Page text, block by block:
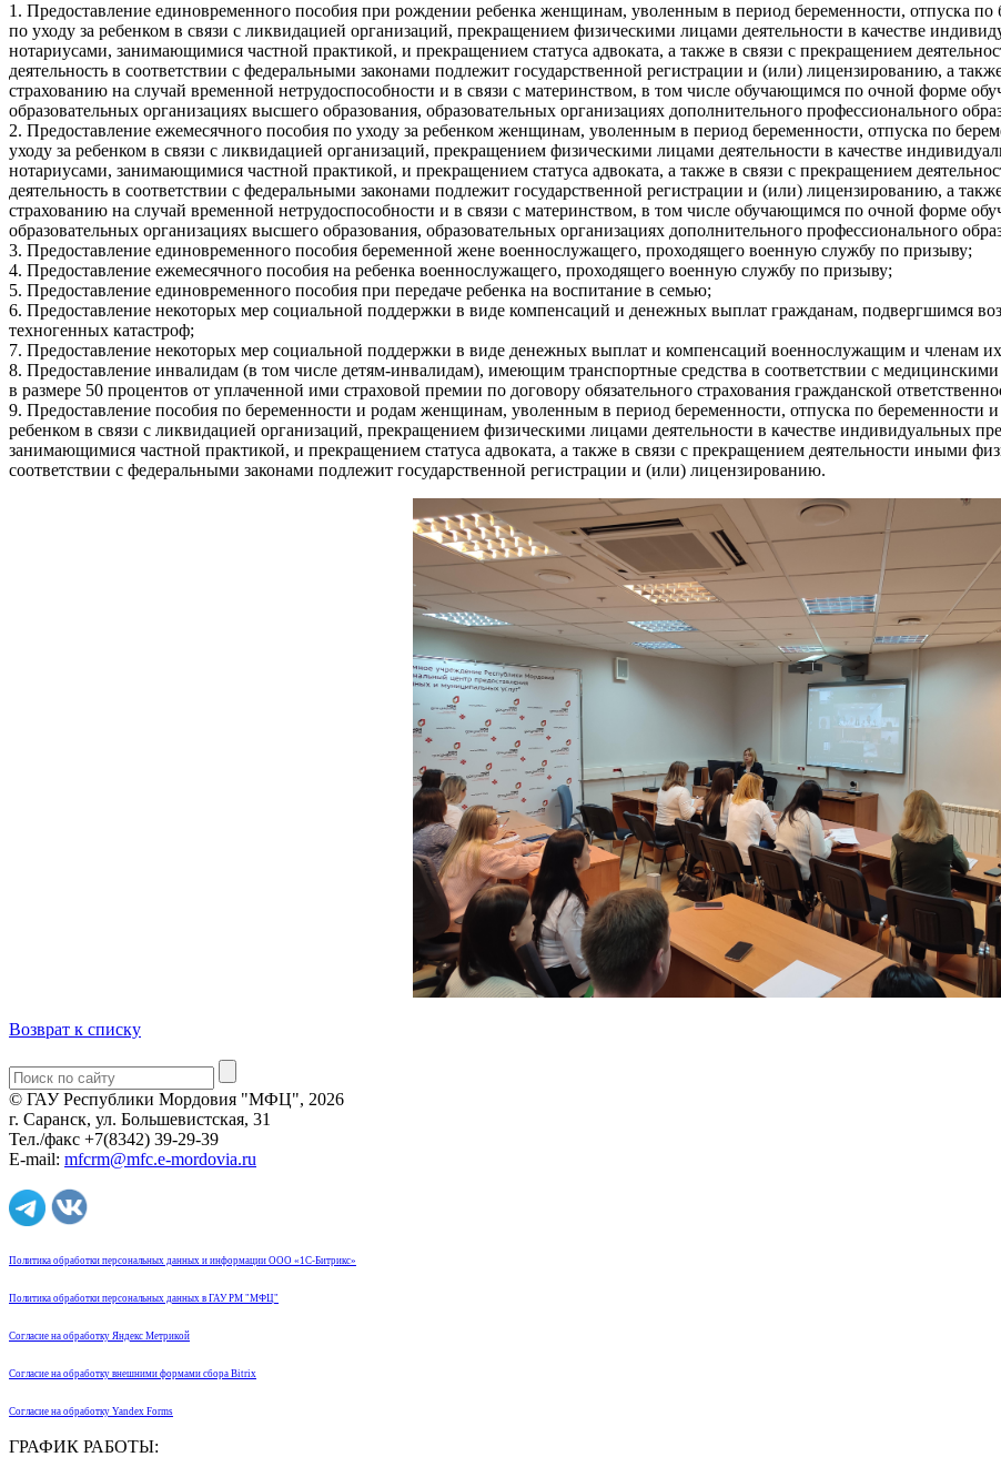
1. Предоставление единовременного пособия при рождении ребенка женщинам, уволенным в период беременности, отпуска
по уходу за ребенком в связи с ликвидацией организаций, прекращением физическими лицами деятельности в качестве
нотариусами, занимающимися частной практикой, и прекращением статуса адвоката, а также в связи с прекращением
деятельность в соответствии с федеральными законами подлежит государственной регистрации и (или) лицензированию, а
страхованию на случай временной нетрудоспособности и в связи с материнством, в том числе обучающимся по очной форме
образовательных организациях высшего образования, образовательных организациях дополнительного профессионального
2. Предоставление ежемесячного пособия по уходу за ребенком женщинам, уволенным в период беременности, отпуска по
уходу за ребенком в связи с ликвидацией организаций, прекращением физическими лицами деятельности в качестве
нотариусами, занимающимися частной практикой, и прекращением статуса адвоката, а также в связи с прекращением
деятельность в соответствии с федеральными законами подлежит государственной регистрации и (или) лицензированию, а
страхованию на случай временной нетрудоспособности и в связи с материнством, в том числе обучающимся по очной форме
образовательных организациях высшего образования, образовательных организациях дополнительного профессионального
3. Предоставление единовременного пособия беременной жене военнослужащего, проходящего военную службу по призыву;
4. Предоставление ежемесячного пособия на ребенка военнослужащего, проходящего военную службу по призыву;
5. Предоставление единовременного пособия при передаче ребенка на воспитание в семью;
6. Предоставление некоторых мер социальной поддержки в виде компенсаций и денежных выплат гражданам, подвергшимся
техногенных катастроф;
7. Предоставление некоторых мер социальной поддержки в виде денежных выплат и компенсаций военнослужащим и членам
8. Предоставление инвалидам (в том числе детям-инвалидам), имеющим транспортные средства в соответствии с
в размере 50 процентов от уплаченной ими страховой премии по договору обязательного страхования гражданской
9. Предоставление пособия по беременности и родам женщинам, уволенным в период беременности, отпуска по беременности
ребенком в связи с ликвидацией организаций, прекращением физическими лицами деятельности в качестве индивидуальных
занимающимися частной практикой, и прекращением статуса адвоката, а также в связи с прекращением деятельности иными
соответствии с федеральными законами подлежит государственной регистрации и (или) лицензированию.
Возврат к списку
© ГАУ Республики Мордовия "МФЦ", 2026
г. Саранск, ул. Большевистская, 31
Тел./факс +7(8342) 39-29-39
E-mail: mfcrm@mfc.e-mordovia.ru
Политика обработки персональных данных и информации ООО «1С-Битрикс»
Политика обработки персональных данных в ГАУ РМ "МФЦ"
Согласие на обработку Яндекс Метрикой
Согласие на обработку внешними формами сбора Bitrix
Согласие на обработку Yandex Forms
ГРАФИК РАБОТЫ: